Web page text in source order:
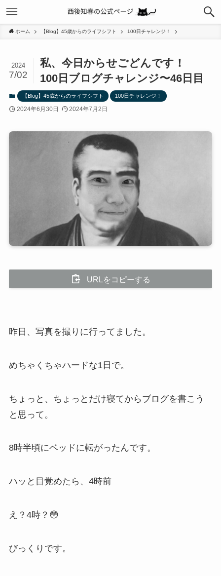
ホーム 【Blog】45歳からのライフシフト 100日チャレンジ！
私、今日からせごどんです！
100日ブログチャレンジ〜46日目
2024
7/02
【Blog】45歳からのライフシフト 100日チャレンジ！
2024年6月30日 2024年7月2日
URLをコピーする
昨日、写真を撮りに行ってました。
めちゃくちゃハードな1日で。
ちょっと、ちょっとだけ寝てからブログを書こう
と思って。
8時半頃にベッドに転がったんです。
ハッと目覚めたら、4時前
え？4時？😳
びっくりです。